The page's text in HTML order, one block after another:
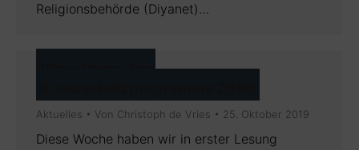
Religionsbehörde (Diyanet)…
Aktuelles Von Christoph de Vries 25. Oktober 2019
Diese Woche haben wir in erster Lesung